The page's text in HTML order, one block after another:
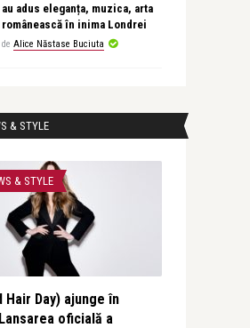
au adus eleganța, muzica, arta
românească în inima Londrei
de Alice Năstase Buciuta
& STYLE
& STYLE
Hair Day) ajunge în
oficială a